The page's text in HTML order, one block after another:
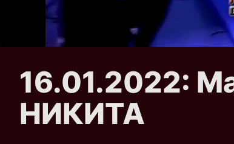
16.01.2022:
НИКИТА